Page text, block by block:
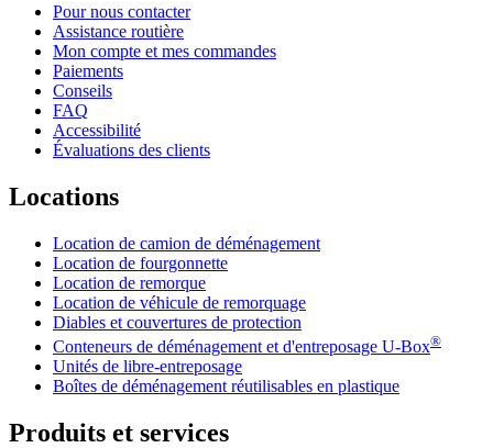
Pour nous contacter
Assistance routière
Mon compte et mes commandes
Paiements
Conseils
FAQ
Accessibilité
Évaluations des clients
Locations
Location de camion de déménagement
Location de fourgonnette
Location de remorque
Location de véhicule de remorquage
Diables et couvertures de protection
Conteneurs de déménagement et d'entreposage U-Box®
Unités de libre-entreposage
Boîtes de déménagement réutilisables en plastique
Produits et services